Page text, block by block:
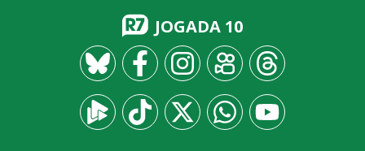
JOGADA 10